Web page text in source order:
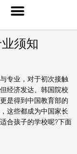
须知
专业，对于初次接触
经济发达、韩国院校
是得到中国教育部的
这些都成为中国家长
合孩子的学校呢?下面